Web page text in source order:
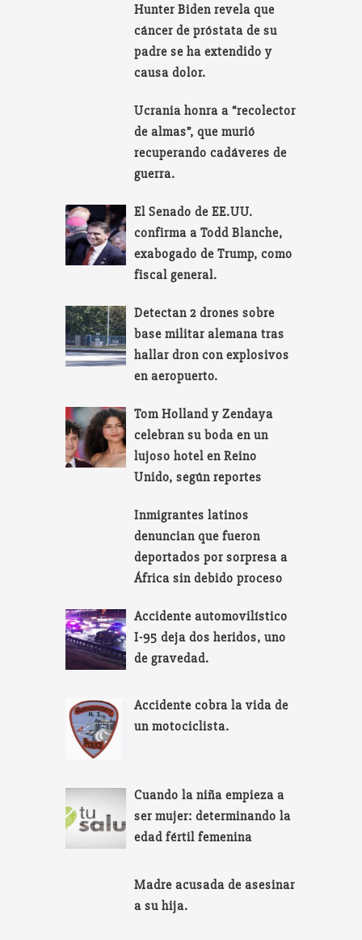
Hunter Biden revela que
cáncer de próstata de su
padre se ha extendido y
causa dolor.
Ucrania honra a “recolector
de almas”, que murió
recuperando cadáveres de
guerra.
El Senado de EE.UU.
confirma a Todd Blanche,
exabogado de Trump, como
fiscal general.
Detectan 2 drones sobre
base militar alemana tras
hallar dron con explosivos
en aeropuerto.
Tom Holland y Zendaya
celebran su boda en un
lujoso hotel en Reino
Unido, según reportes
Inmigrantes latinos
denuncian que fueron
deportados por sorpresa a
África sin debido proceso
Accidente automovilístico
I-95 deja dos heridos, uno
de gravedad.
Accidente cobra la vida de
un motociclista.
Cuando la niña empieza a
ser mujer: determinando la
edad fértil femenina
Madre acusada de asesinar
a su hija.